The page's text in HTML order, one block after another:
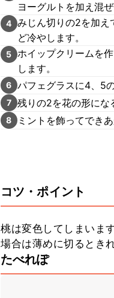
ヨーグルトを加え混ぜ
4 みじん切りの2を加え
ど冷やします。
5 ホイップクリームを
します。
6 パフェグラスに4、5
7 残りの2を花の形にな
8 ミントを飾ってできあ
コツ・ポイント
桃は変色してしまいま
場合は薄めに切るとき
たべれぽ